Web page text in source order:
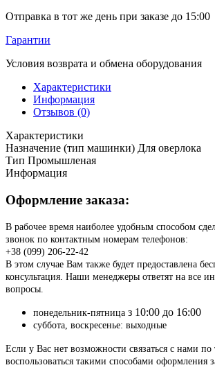
Отправка в тот же день при заказе до 15:00
Гарантии
Условия возврата и обмена оборудования
Характеристики
Информация
Отзывов (0)
Характеристики
Назначение (тип машинки) Для оверлока
Тип Промышленая
Информация
Оформление заказа:
В рабочее время наиболее удобным способом
звонок по контактным номерам телефонов:
+38 (099) 206-22-42
В этом случае Вам также будет предоставлена
консультация. Наши менеджеры ответят на все
вопросы.
понедельник-пятница з 10:00 до 16:00
суббота, воскресенье: выходные
Если у Вас нет возможности связаться с нами
воспользоваться такими способами оформления